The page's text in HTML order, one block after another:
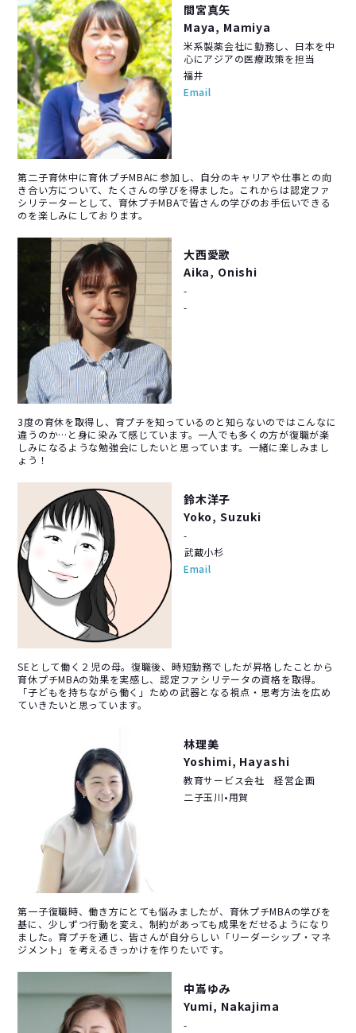
間宮真矢
Maya, Mamiya
米系製薬会社に勤務し、日本を中
心にアジアの医療政策を担当
福井
Email
第二子育休中に育休プチMBAに参加し、自分のキャリアや仕事との向
き合い方について、たくさんの学びを得ました。これからは認定ファ
シリテーターとして、育休プチMBAで皆さんの学びのお手伝いできる
のを楽しみにしております。
大西愛歌
Aika, Onishi
-
-
3度の育休を取得し、育プチを知っているのと知らないのではこんなに
違うのか…と身に染みて感じています。一人でも多くの方が復職が楽
しみになるような勉強会にしたいと思っています。一緒に楽しみまし
ょう！
鈴木洋子
Yoko, Suzuki
-
武蔵小杉
Email
SEとして働く２児の母。復職後、時短勤務でしたが昇格したことから
育休プチMBAの効果を実感し、認定ファシリテータの資格を取得。
「子どもを持ちながら働く」ための武器となる視点・思考方法を広め
ていきたいと思っています。
林理美
Yoshimi, Hayashi
教育サービス会社 経営企画
二子玉川•用賀
第一子復職時、働き方にとても悩みましたが、育休プチMBAの学びを
基に、少しずつ行動を変え、制約があっても成果をだせるようになり
ました。育プチを通じ、皆さんが自分らしい「リーダーシップ・マネ
ジメント」を考えるきっかけを作りたいです。
中嶌ゆみ
Yumi, Nakajima
-